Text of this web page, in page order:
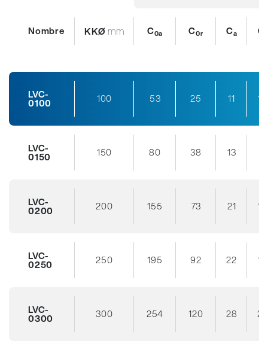
Nombre KKØ mm C0a C0r Ca C
LVC-
0100 100 53 25 11 10
LVC-
0150 150 80 38 13
LVC-
0200 200 155 73 21 18
LVC-
0250 250 195 92 22 19
LVC-
0300 300 254 120 28 24